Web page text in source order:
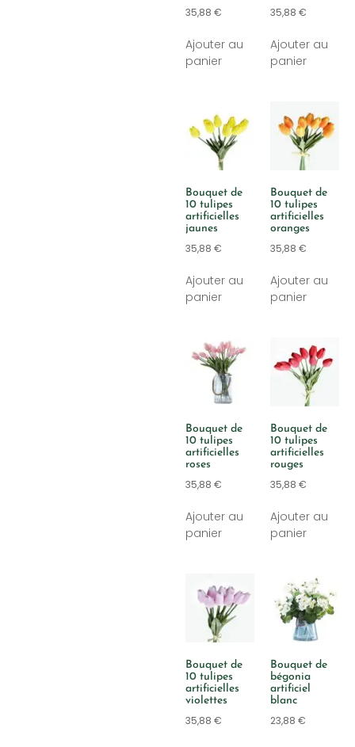
35,88 €
Ajouter au
panier
35,88 €
Ajouter au
panier
Bouquet de
10 tulipes
artificielles
jaunes
35,88 €
Ajouter au
panier
Bouquet de
10 tulipes
artificielles
oranges
35,88 €
Ajouter au
panier
Bouquet de
10 tulipes
artificielles
roses
35,88 €
Ajouter au
panier
Bouquet de
10 tulipes
artificielles
rouges
35,88 €
Ajouter au
panier
Bouquet de
10 tulipes
artificielles
violettes
35,88 €
Bouquet de
bégonia
artificiel
blanc
23,88 €